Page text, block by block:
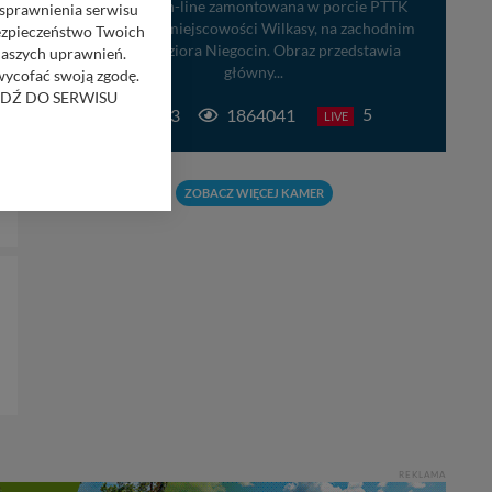
Kamera on-line zamontowana w porcie PTTK
Wilkasy w miejscowości Wilkasy, na zachodnim
brzegu jeziora Niegocin. Obraz przedstawia
główny...
93 1864041 LIVE 5
ZOBACZ WIĘCEJ KAMER
REKLAMA
serwisu
Twoich
uprawnień.
swoją zgodę.
DO SERWISU
z formularza
zabronić ich
w odniesieniu do
- w pewnych